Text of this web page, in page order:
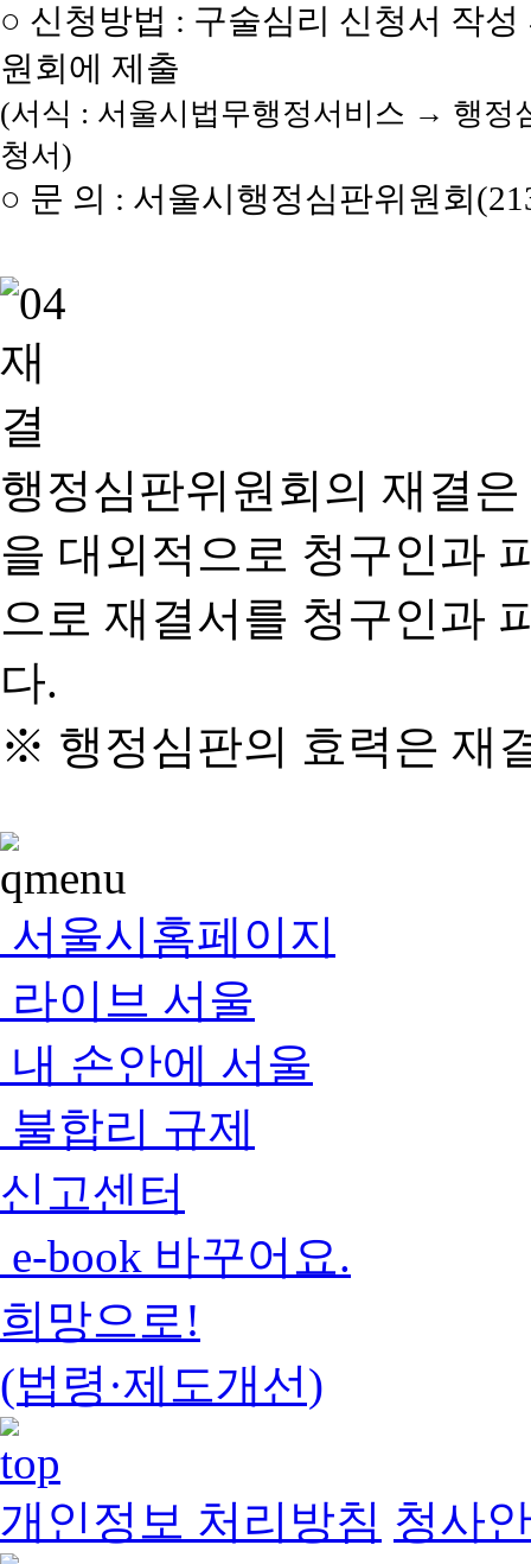
○ 신청방법 : 구술심리 신청서 작
원회에 제출
(서식 : 서울시법무행정서비스 → 행
청서)
○ 문 의 : 서울시행정심판위원회
행정심판위원회의 재결
을 대외적으로 청구인과
으로 재결서를 청구인과
다.
※ 행정심판의 효력은 재
서울시홈페이지
라이브 서울
내 손안에 서울
불합리 규제
신고센터
e-book 바꾸어요.
희망으로!
(법령·제도개선)
개인정보 처리방침 청사